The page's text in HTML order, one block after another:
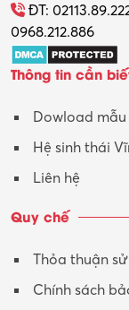
Tổ chức sự
Trợ lý
Tư vấn
Tư vấn – Kiến
ĐT:
0968.212.886
Thông tin cần
Dowload mẫu
Hệ sinh thái
Liên hệ
Quy chế
Thỏa thuận
Chính sách